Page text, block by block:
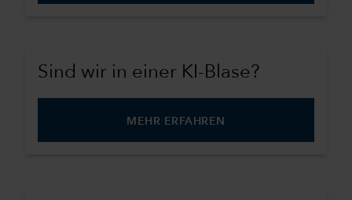
Sind wir in einer KI-Blase?
MEHR ERFAHREN